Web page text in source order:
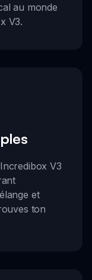
au monde
V3.
V3
et
ton